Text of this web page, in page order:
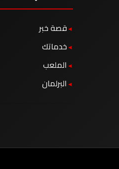
قصة خبر
خدماتك
الملعب
البرلمان